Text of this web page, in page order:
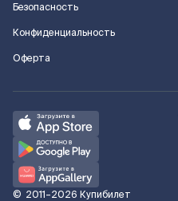
Безопасность
Конфиденциальность
Оферта
© 2011–2026 Купибилет